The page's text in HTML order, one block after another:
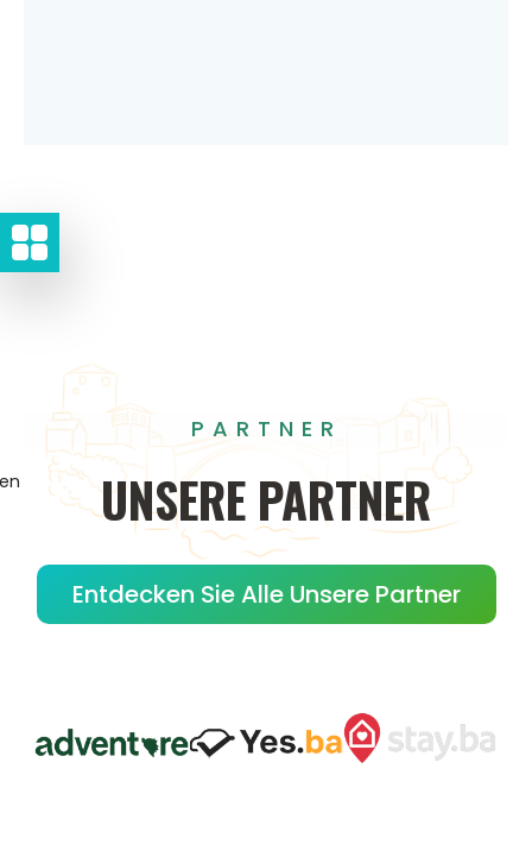
PARTNER
UNSERE PARTNER
Entdecken Sie Alle Unsere Partner